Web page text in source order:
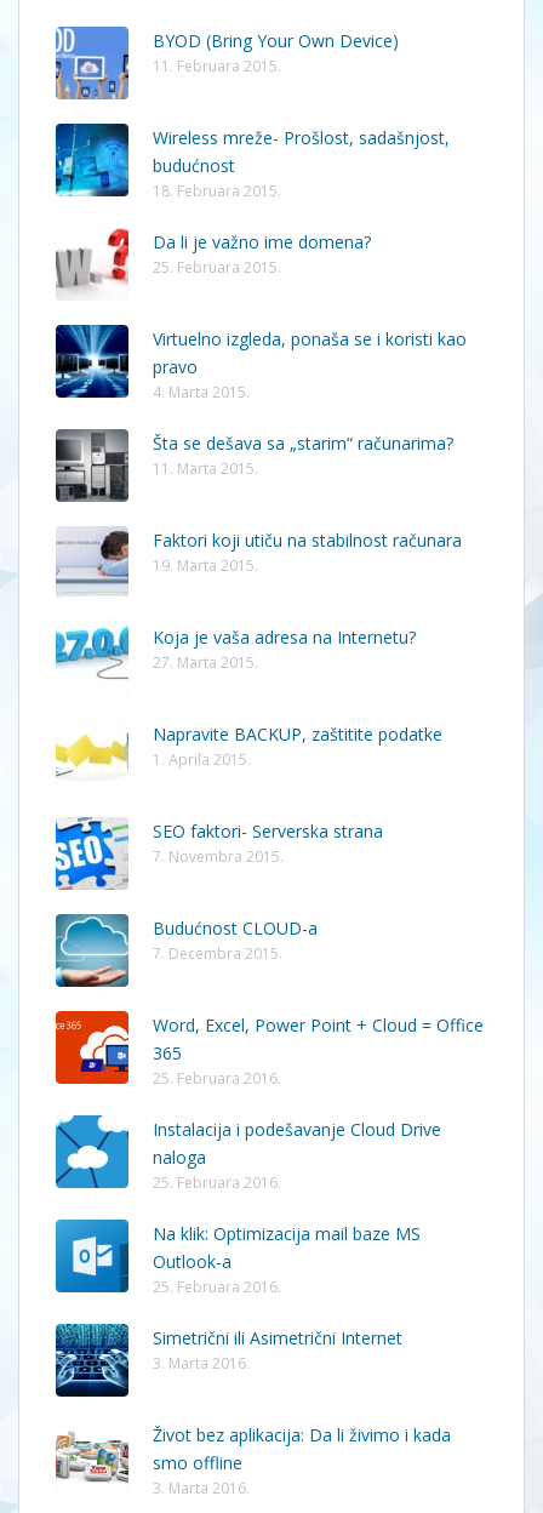
BYOD (Bring Your Own Device)
11. Februara 2015.
Wireless mreže- Prošlost, sadašnjost,
budućnost
18. Februara 2015.
Da li je važno ime domena?
25. Februara 2015.
Virtuelno izgleda, ponaša se i koristi kao
pravo
4. Marta 2015.
Šta se dešava sa „starim“ računarima?
11. Marta 2015.
Faktori koji utiču na stabilnost računara
19. Marta 2015.
Koja je vaša adresa na Internetu?
27. Marta 2015.
Napravite BACKUP, zaštitite podatke
1. Aprila 2015.
SEO faktori- Serverska strana
7. Novembra 2015.
Budućnost CLOUD-a
7. Decembra 2015.
Word, Excel, Power Point + Cloud = Office
365
25. Februara 2016.
Instalacija i podešavanje Cloud Drive
naloga
25. Februara 2016.
Na klik: Optimizacija mail baze MS
Outlook-a
25. Februara 2016.
Simetrični ili Asimetrični Internet
3. Marta 2016.
Život bez aplikacija: Da li živimo i kada
smo offline
3. Marta 2016.